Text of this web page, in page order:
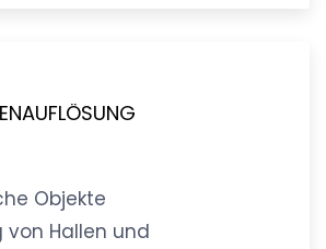
Objekte
von Hallen und